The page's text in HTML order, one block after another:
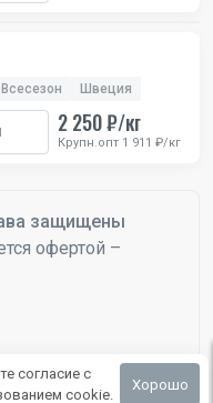
Всесезон Швеция
2 250 ₽/кг
Крупн.опт 1 911 ₽/кг
защищены
офертой –
согласие с
cookie.
Хорошо